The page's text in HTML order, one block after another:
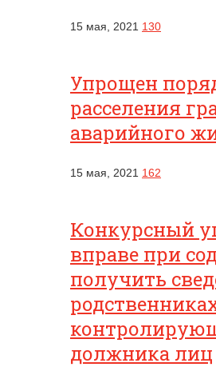
15 мая, 2021 130
Упрощен
расселения
аварийного
15 мая, 2021 162
Конкурсный
вправе при
получить
должника лиц